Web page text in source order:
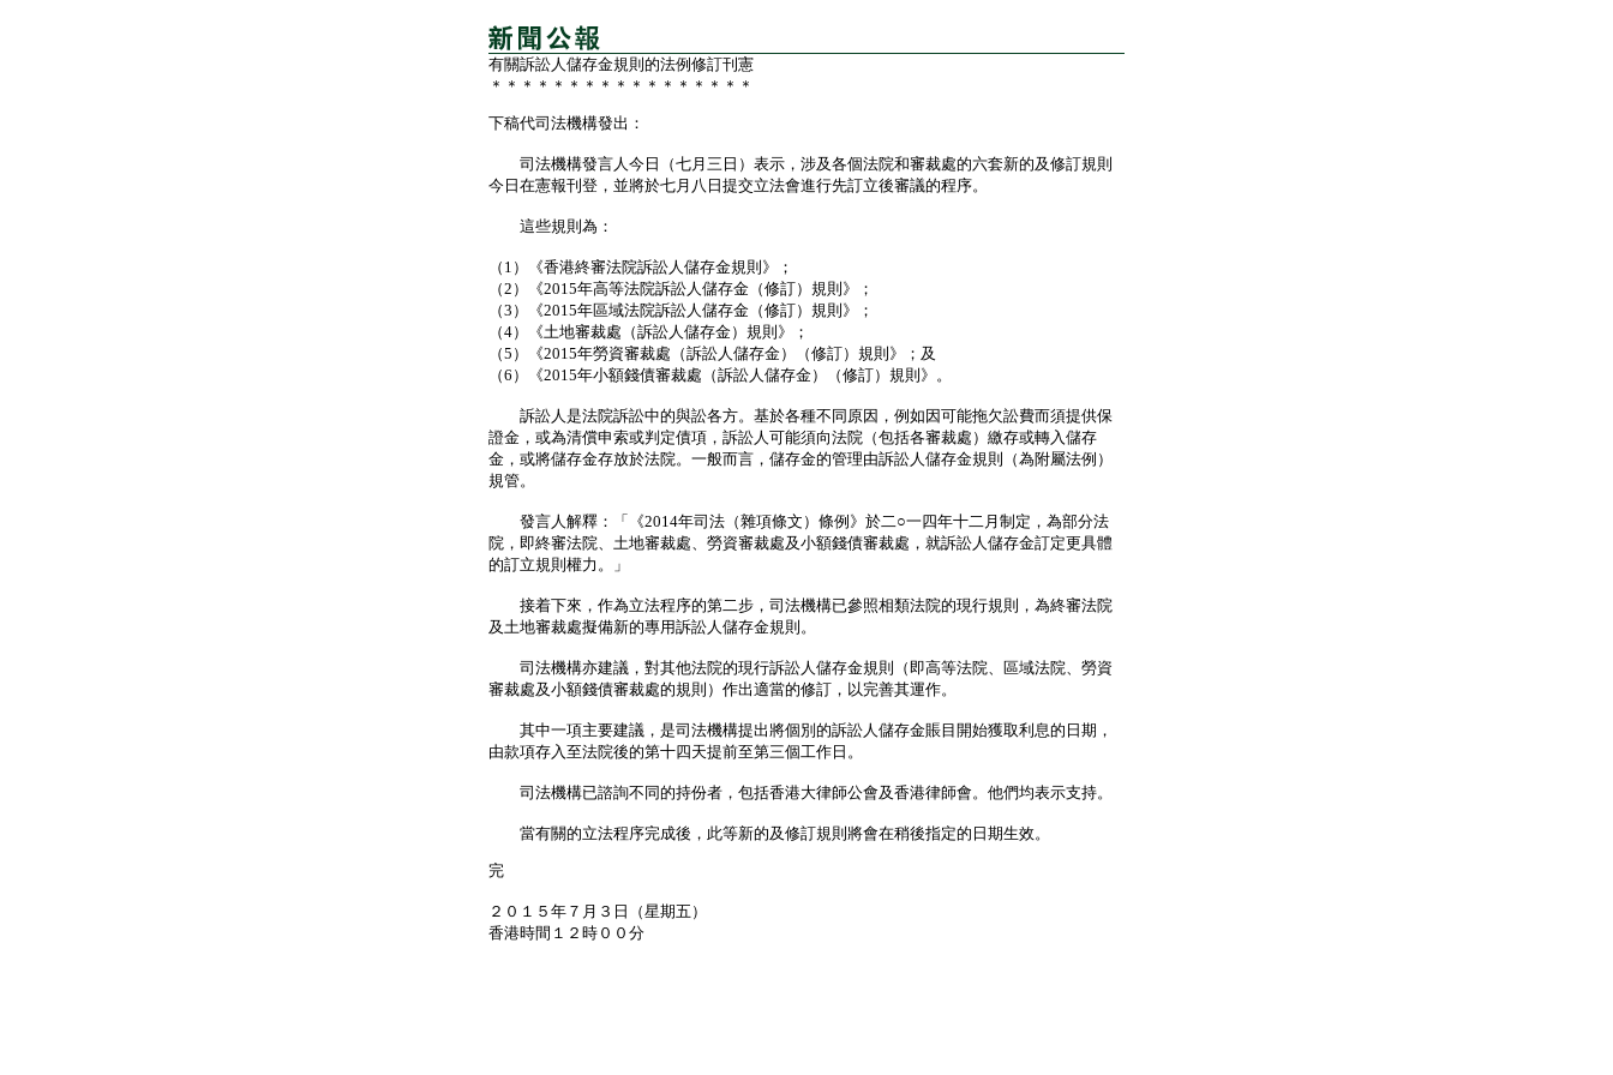
有關訴訟人儲存金規則的法例修訂刊憲
＊＊＊＊＊＊＊＊＊＊＊＊＊＊＊＊＊
下稿代司法機構發出：
司法機構發言人今日（七月三日）表示，涉及各個法院和審裁處的六套新的及修訂規則
今日在憲報刊登，並將於七月八日提交立法會進行先訂立後審議的程序。
這些規則為：
（1）《香港終審法院訴訟人儲存金規則》；
（2）《2015年高等法院訴訟人儲存金（修訂）規則》；
（3）《2015年區域法院訴訟人儲存金（修訂）規則》；
（4）《土地審裁處（訴訟人儲存金）規則》；
（5）《2015年勞資審裁處（訴訟人儲存金）（修訂）規則》；及
（6）《2015年小額錢債審裁處（訴訟人儲存金）（修訂）規則》。
訴訟人是法院訴訟中的與訟各方。基於各種不同原因，例如因可能拖欠訟費而須提供保
證金，或為清償申索或判定債項，訴訟人可能須向法院（包括各審裁處）繳存或轉入儲存
金，或將儲存金存放於法院。一般而言，儲存金的管理由訴訟人儲存金規則（為附屬法例）
規管。
發言人解釋：「《2014年司法（雜項條文）條例》於二○一四年十二月制定，為部分法
院，即終審法院、土地審裁處、勞資審裁處及小額錢債審裁處，就訴訟人儲存金訂定更具體
的訂立規則權力。」
接着下來，作為立法程序的第二步，司法機構已參照相類法院的現行規則，為終審法院
及土地審裁處擬備新的專用訴訟人儲存金規則。
司法機構亦建議，對其他法院的現行訴訟人儲存金規則（即高等法院、區域法院、勞資
審裁處及小額錢債審裁處的規則）作出適當的修訂，以完善其運作。
其中一項主要建議，是司法機構提出將個別的訴訟人儲存金賬目開始獲取利息的日期，
由款項存入至法院後的第十四天提前至第三個工作日。
司法機構已諮詢不同的持份者，包括香港大律師公會及香港律師會。他們均表示支持。
當有關的立法程序完成後，此等新的及修訂規則將會在稍後指定的日期生效。
完
２０１５年７月３日（星期五）
香港時間１２時００分